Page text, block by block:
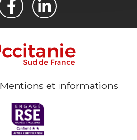
Mentions et informations